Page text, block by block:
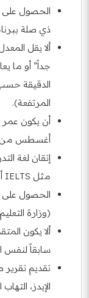
الحصول على
ذي صلة
ألا يقل
الدقيقة حسب
المرتفعة).
أغسطس من
إتقان لغة
مثل IELTS أو TOEFL، أو اجتياز اختبار الجامعة.
الحصول
(وزارة
ألا يكون
سابقاً لنفس
تقديم
الإيدز،